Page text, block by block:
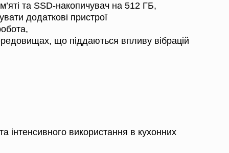
та SSD-накопичувач на 512 ГБ,
додаткові пристрої
що піддаються впливу вібрацій
інтенсивного використання в кухонних